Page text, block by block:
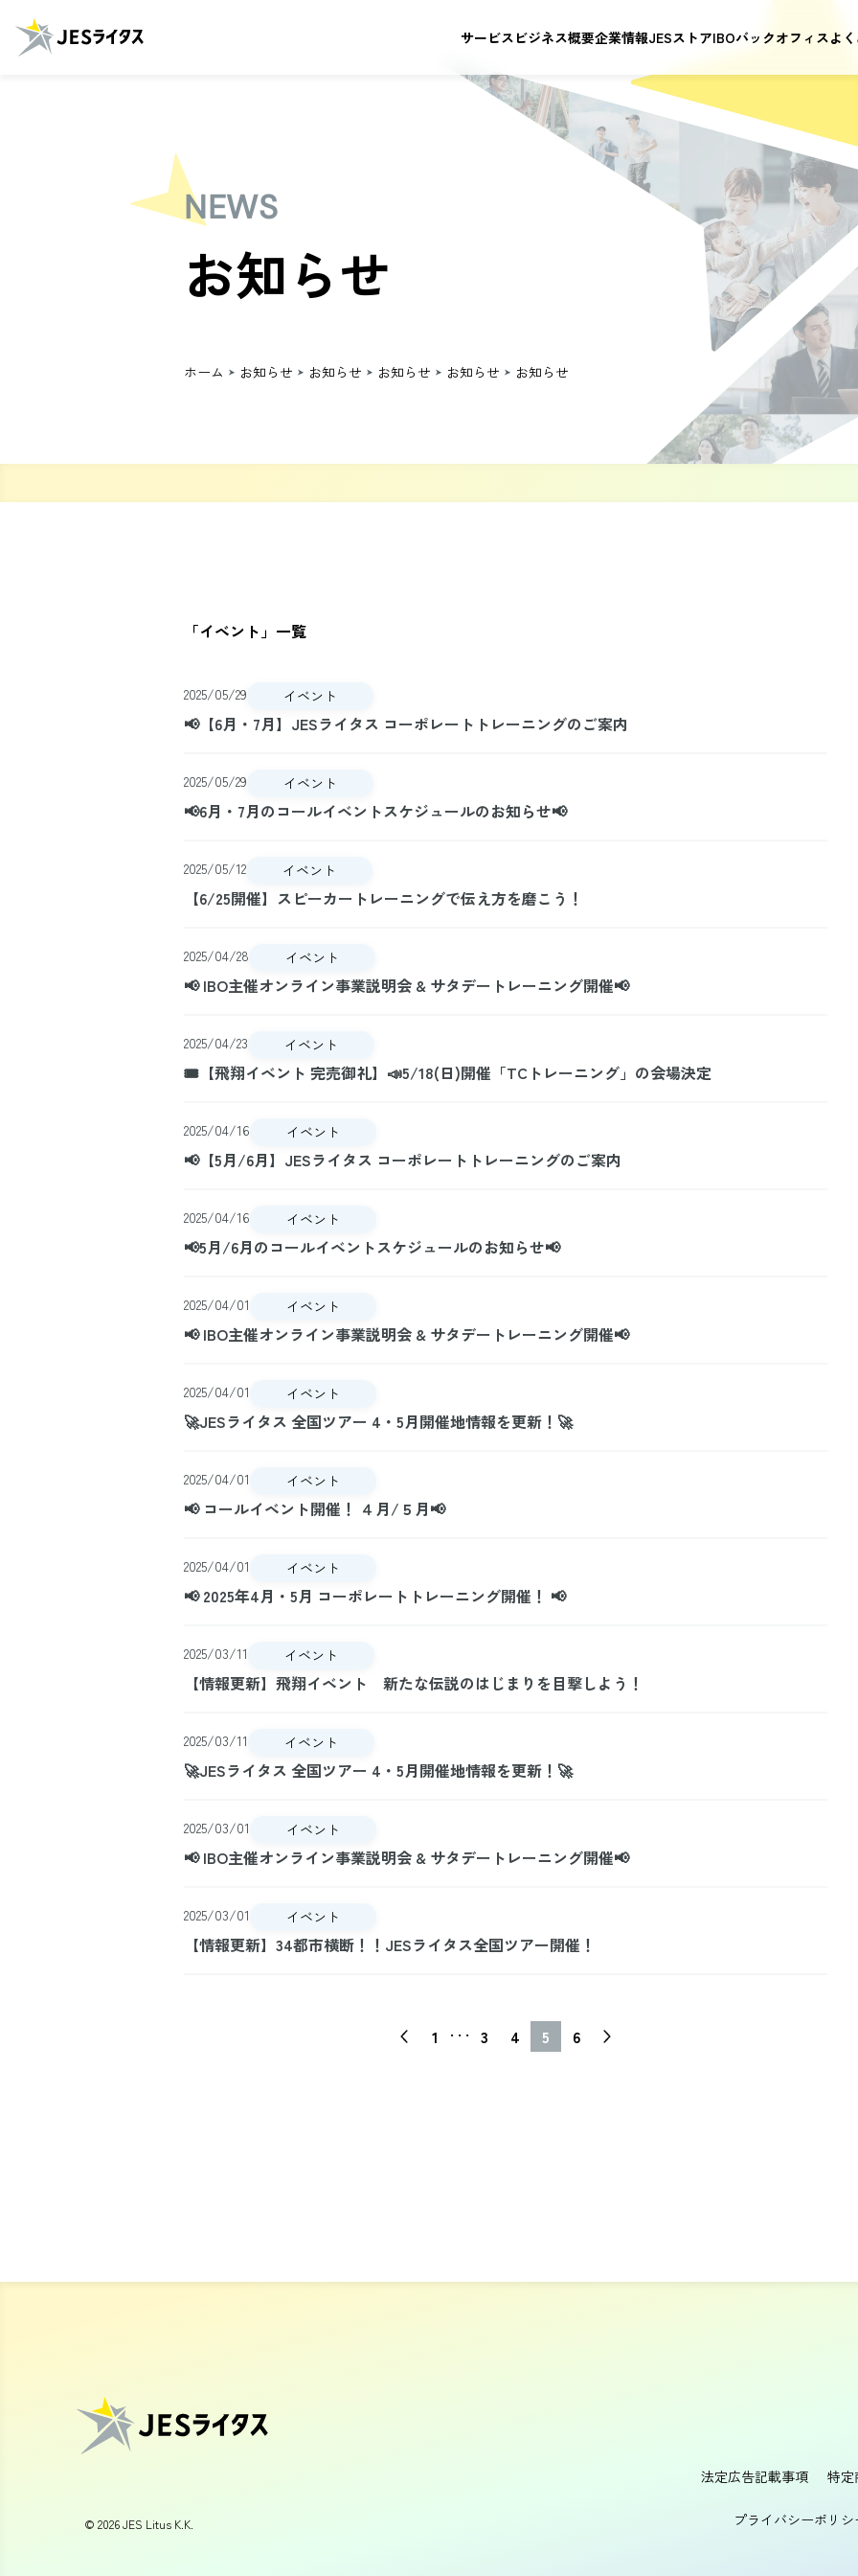
サービス ビジネス概要企業情報JESストアIBOバックオフィスよ
NEWS
お知らせ
ホーム お知らせ お知らせ お知らせ お知らせ お知らせ
「イベント 」一覧
2025/05/29 イベント
📢【6月・7月】JESライタス コーポレートトレーニングのご案内
2025/05/29 イベント
📢6月・7月のコールイベントスケジュールのお知らせ📢
2025/05/12 イベント
【6/25開催】スピーカートレーニングで伝え方を磨こう！
2025/04/28 イベント
📢 IBO主催オンライン事業説明会 & サタデートレーニング開催📢
2025/04/23 イベント
🎟️【飛翔イベント 完売御礼】📣5/18(日)開催「TCトレーニング」の会場決定
2025/04/16 イベント
📢【5月/6月】JESライタス コーポレートトレーニングのご案内
2025/04/16 イベント
📢5月/6月のコールイベントスケジュールのお知らせ📢
2025/04/01 イベント
📢 IBO主催オンライン事業説明会 & サタデートレーニング開催📢
2025/04/01 イベント
🚀JESライタス 全国ツアー 4・5月開催地情報を更新！🚀
2025/04/01 イベント
📢 コールイベント開催！ ４月/５月📢
2025/04/01 イベント
📢 2025年4月・5月 コーポレートトレーニング開催！ 📢
2025/03/11 イベント
【情報更新】飛翔イベント 新たな伝説のはじまりを目撃しよう！
2025/03/11 イベント
🚀JESライタス 全国ツアー 4・5月開催地情報を更新！🚀
2025/03/01 イベント
📢 IBO主催オンライン事業説明会 & サタデートレーニング開催📢
2025/03/01 イベント
【情報更新】34都市横断！！JESライタス全国ツアー開催！
1 . . . 3 4 5 6
法定広告記載事項 特定
プライバシーポリシ
© 2026JES Litus K.K.